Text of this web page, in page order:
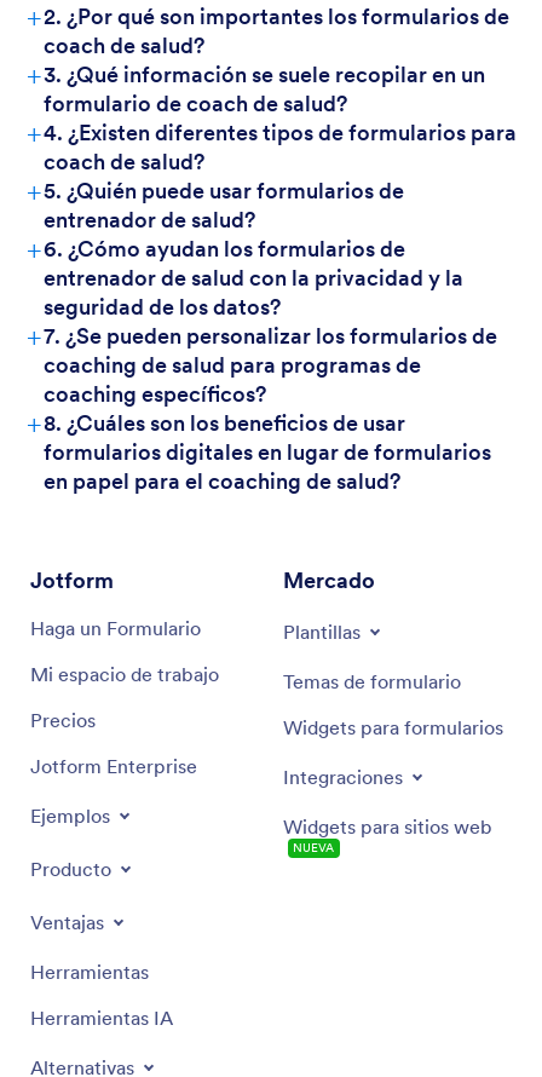
+2. ¿Por qué son importantes los formularios de
coach de salud?
+3. ¿Qué información se suele recopilar en un
formulario de coach de salud?
+4. ¿Existen diferentes tipos de formularios para
coach de salud?
+5. ¿Quién puede usar formularios de
entrenador de salud?
+6. ¿Cómo ayudan los formularios de
entrenador de salud con la privacidad y la
seguridad de los datos?
+7. ¿Se pueden personalizar los formularios de
coaching de salud para programas de
coaching específicos?
+8. ¿Cuáles son los beneficios de usar
formularios digitales en lugar de formularios
en papel para el coaching de salud?
Jotform
Haga un Formulario
Mi espacio de trabajo
Precios
Jotform Enterprise
Ejemplos
Producto
Ventajas
Herramientas
Herramientas IA
Alternativas
Mercado
Plantillas
Temas de formulario
Widgets para formularios
Integraciones
Widgets para sitios web
NUEVA